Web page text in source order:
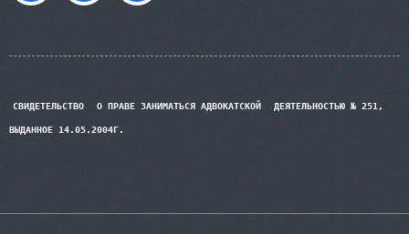
СВИДЕТЕЛЬСТВО О ПРАВЕ ЗАНИМАТЬСЯ АДВОКАТСКОЙ ДЕЯТЕЛЬНОСТЬЮ № 251,
ВЫДАННОЕ 14.05.2004Г.